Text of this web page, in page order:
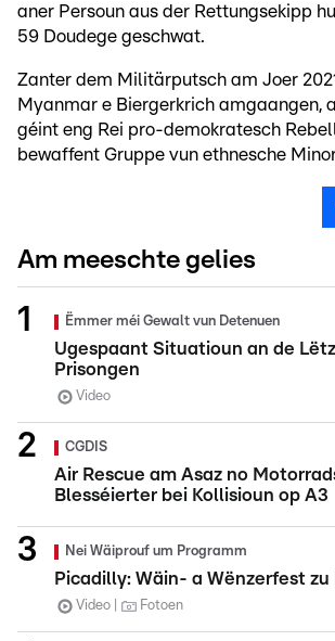
aner Persoun aus der Rettungsekipp
59 Doudege geschwat.
Zanter dem Militärputsch am Joer
Myanmar e Biergerkrich amgaangen,
géint eng Rei pro-demokratesch
bewaffent Gruppe vun ethnesche
Am meeschte gelies
Ëmmer méi Gewalt vun Detenuen
Ugespaant Situatioun an de
Prisongen
Video
CGDIS
Air Rescue am Asaz no
Blesséierter bei Kollisioun op A3
Nei Wäiprouf um Programm
Picadilly: Wäin- a Wënzerfest zu
Video Fotoen